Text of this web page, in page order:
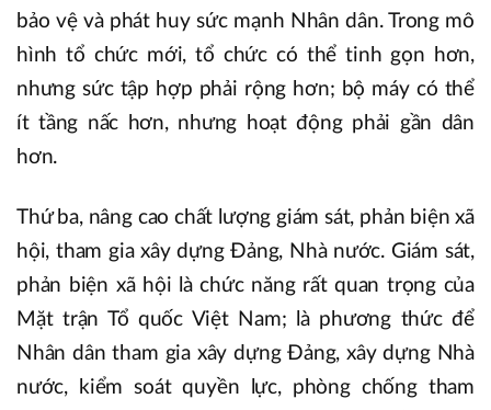
bảo vệ và phát huy sức mạnh Nhân dân. Trong mô
hình tổ chức mới, tổ chức có thể tinh gọn hơn,
nhưng sức tập hợp phải rộng hơn; bộ máy có thể
ít tầng nấc hơn, nhưng hoạt động phải gần dân
hơn.
Thứ ba, nâng cao chất lượng giám sát, phản biện xã
hội, tham gia xây dựng Đảng, Nhà nước. Giám sát,
phản biện xã hội là chức năng rất quan trọng của
Mặt trận Tổ quốc Việt Nam; là phương thức để
Nhân dân tham gia xây dựng Đảng, xây dựng Nhà
nước, kiểm soát quyền lực, phòng chống tham